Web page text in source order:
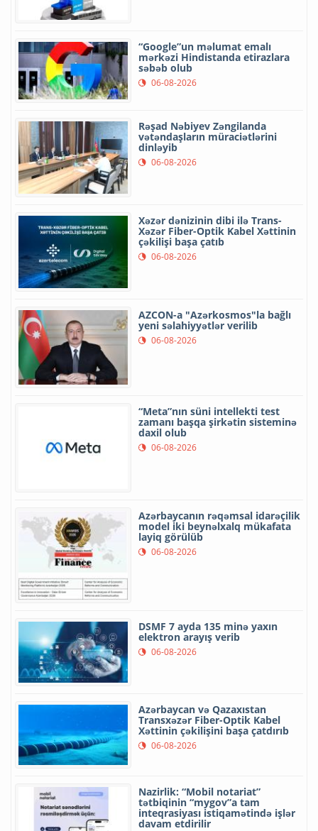
“Google”un məlumat emalı
mərkəzi Hindistanda etirazlara
səbəb olub
06-08-2026
Rəşad Nəbiyev Zəngilanda
vətəndaşların müraciətlərini
dinləyib
06-08-2026
Xəzər dənizinin dibi ilə Trans-
Xəzər Fiber-Optik Kabel Xəttinin
çəkilişi başa çatıb
06-08-2026
AZCON-a "Azərkosmos"la bağlı
yeni səlahiyyətlər verilib
06-08-2026
“Meta”nın süni intellekti test
zamanı başqa şirkətin sisteminə
daxil olub
06-08-2026
Azərbaycanın rəqəmsal idarəçilik
model iki beynəlxalq mükafata
layiq görülüb
06-08-2026
DSMF 7 ayda 135 minə yaxın
elektron arayış verib
06-08-2026
Azərbaycan və Qazaxıstan
Transxəzər Fiber-Optik Kabel
Xəttinin çəkilişini başa çatdırıb
06-08-2026
Nazirlik: “Mobil notariat”
tətbiqinin “mygov”a tam
inteqrasiyası istiqamətində işlər
davam etdirilir